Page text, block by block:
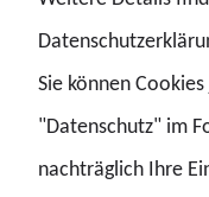
Der GdP-Chef
achten Sie darauf,
extremistischen
Sie können
"Datenschutz" im
nachträglich Ihre